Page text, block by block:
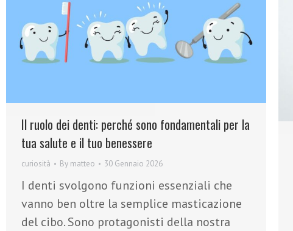
Il ruolo dei denti: perché sono fondamentali per la
tua salute e il tuo benessere
curiosità By matteo 30 Gennaio 2026
I denti svolgono funzioni essenziali che
vanno ben oltre la semplice masticazione
del cibo. Sono protagonisti della nostra